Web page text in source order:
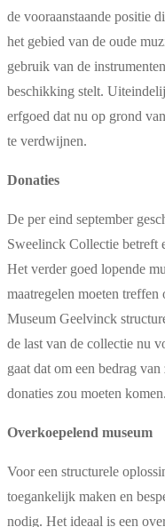
de vooraanstaande positie
het gebied van de oude
gebruik van de
beschikking stelt.
erfgoed dat nu op grond
te verdwijnen.
Donaties
De per eind september
Sweelinck Collectie betreft
Het verder goed lopende
maatregelen moeten
Museum Geelvinck
de last van de collectie nu
gaat dat om een bedrag
donaties zou moeten komen.
Overkoepelend museum
Voor een structurele
toegankelijk maken en
nodig. Het ideaal is een